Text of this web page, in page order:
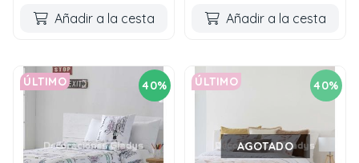
Añadir a la cesta Añadir a la cesta
40%
ÚLTIMO 40%
ÚLTIMO
AGOTADO